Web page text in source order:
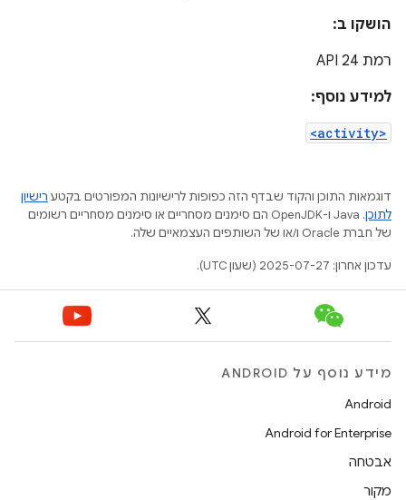
הושקו ב:
רמת API 24
למידע נוסף:
<activity>
דוגמאות התוכן והקוד שבדף הזה כפופות לרישיונות המפורטים בקטע רישיון
לתוכן
.‏ Java ו-OpenJDK הם סימנים מסחריים או סימנים מסחריים רשומים
של חברת Oracle ו/או של השותפים העצמאיים שלה.
עדכון אחרון: 2025-07-27 (שעון UTC).
מידע נוסף על ANDROID
Android
Android for Enterprise
אבטחה
מקור